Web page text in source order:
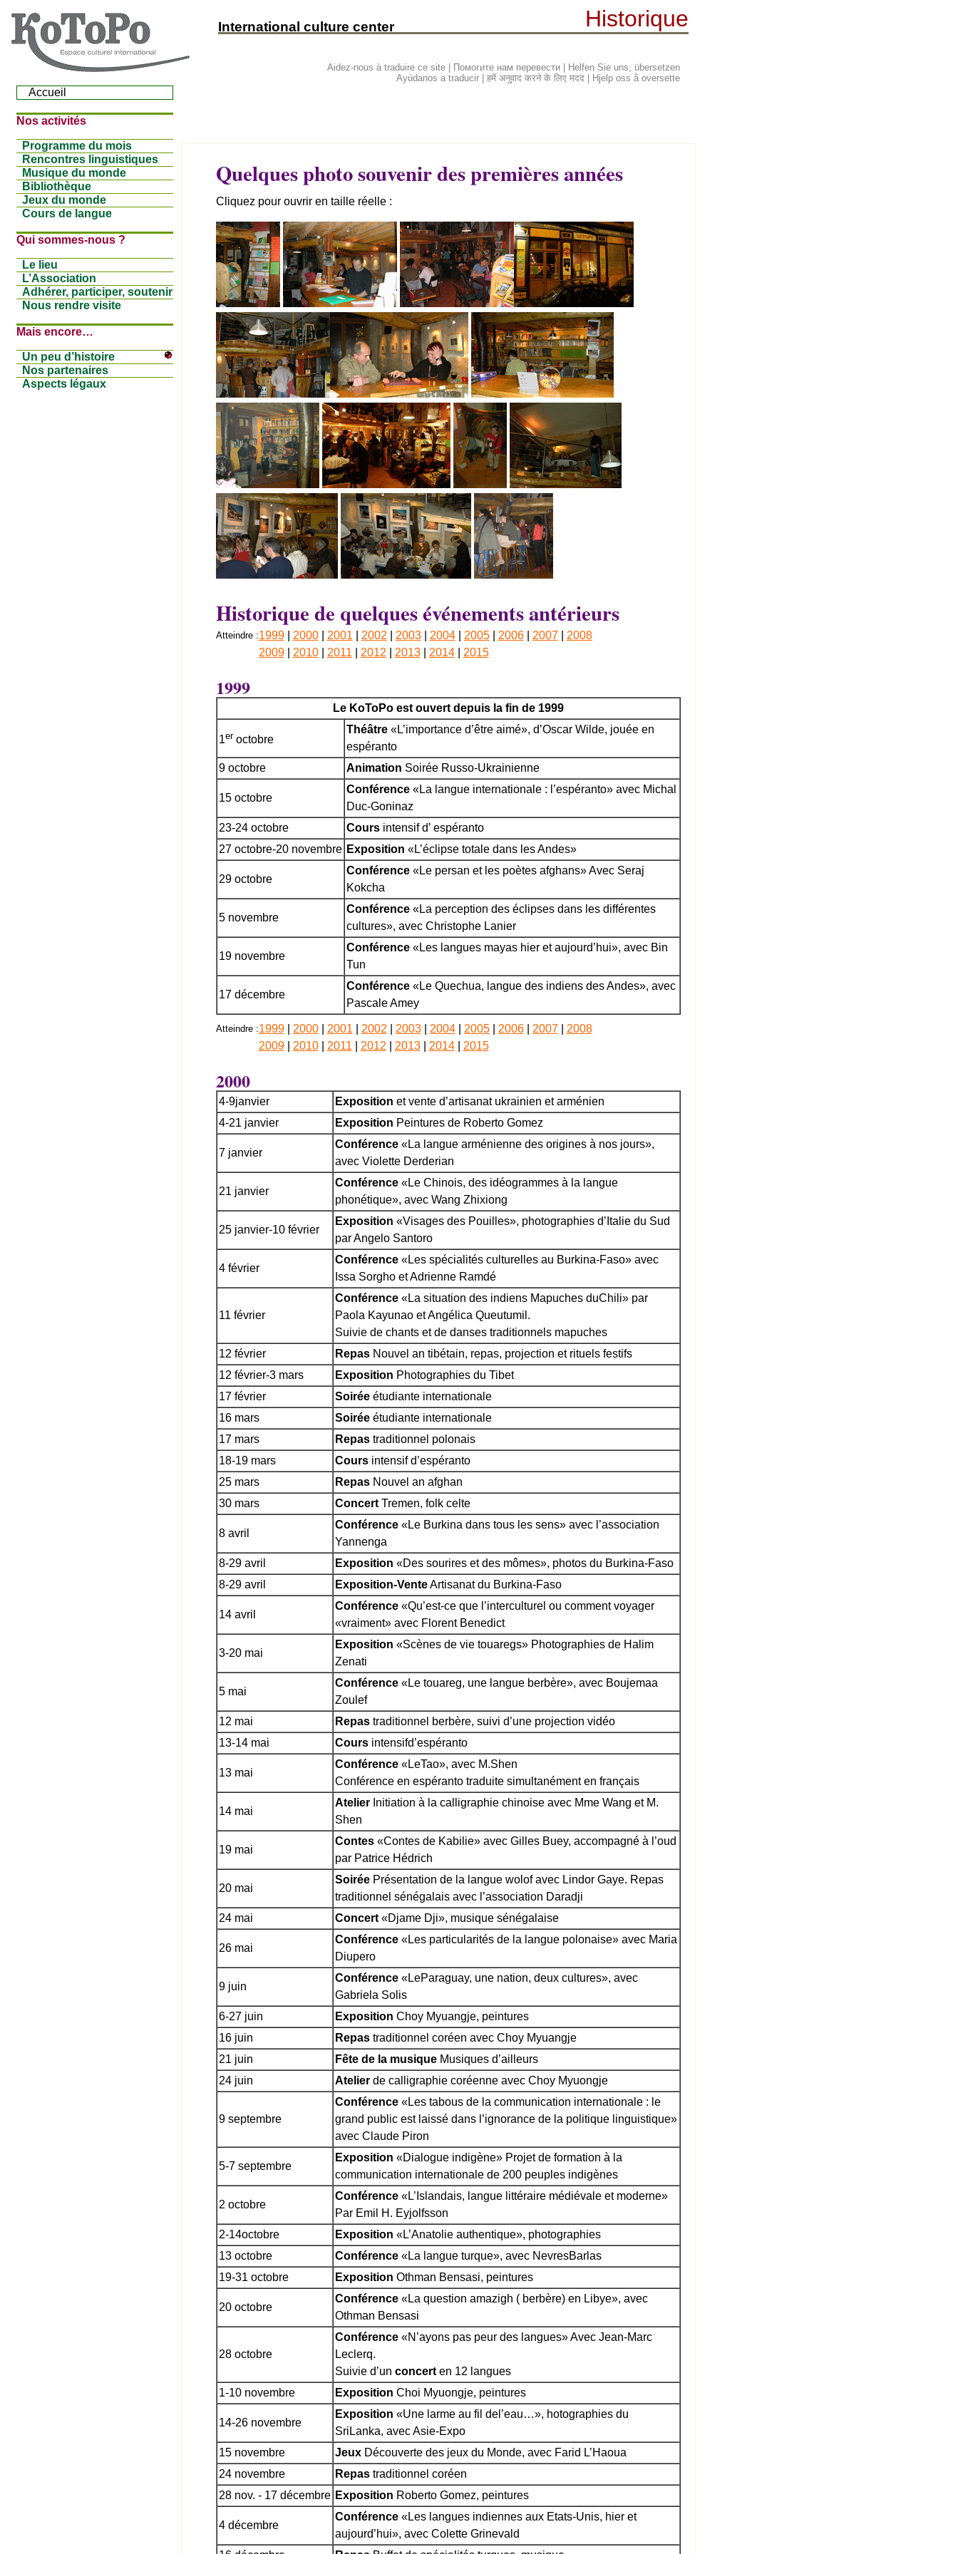
International culture center Historique
Aidez-nous à traduire ce site | Помогите нам перевести | Helfen Sie uns, übersetzen
Ayúdanos a traducir | हमें अनुवाद करने के लिए मदद | Hjelp oss å oversette
Accueil
Nos activités
Programme du mois
Rencontres linguistiques
Musique du monde
Bibliothèque
Jeux du monde
Cours de langue
Qui sommes-nous ?
Le lieu
L’Association
Adhérer, participer, soutenir
Nous rendre visite
Mais encore…
Un peu d’histoire
Nos partenaires
Aspects légaux
Quelques photo souvenir des premières années
Cliquez pour ouvrir en taille réelle :
Historique de quelques événements antérieurs
Atteindre :1999| 2000| 2001 2002 2003| 2004| 2005| 2006| 2007| 2008
2009| 2010| 2011 2012 2013| 2014| 2015
1999
Le KoToPo est ouvert depuis la fin de 1999
1er octobre
Théâtre«L’importance d’être aimé», d’Oscar Wilde, jouée en
espéranto
9 octobre
Animation Soirée Russo-Ukrainienne
15 octobre
Conférence«La langue internationale : l’espéranto» avec Michal
Duc-Goninaz
23-24 octobre
Coursintensif d’ espéranto
27 octobre-20 novembre Exposition «L’éclipse totale dans les Andes»
29 octobre
Conférence«Le persan et les poètes afghans» Avec Seraj
Kokcha
5 novembre
Conférence«La perception des éclipses dans les différentes
cultures», avec Christophe Lanier
19 novembre
Conférence«Les langues mayas hier et aujourd’hui», avec Bin
Tun
17 décembre
Conférence«Le Quechua, langue des indiens des Andes», avec
Pascale Amey
Atteindre :1999| 2000| 2001 2002 2003| 2004| 2005| 2006| 2007| 2008
2009| 2010| 2011 2012 2013| 2014| 2015
2000
4-9janvier Exposition et vente d’artisanat ukrainien et arménien
4-21 janvier
Exposition Peintures de Roberto Gomez
7 janvier
Conférence«La langue arménienne des origines à nos jours»,
avec Violette Derderian
21 janvier
Conférence«Le Chinois, des idéogrammes à la langue
phonétique», avec Wang Zhixiong
25 janvier-10 février
Exposition «Visages des Pouilles», photographies d’Italie du Sud
par Angelo Santoro
4 février
Conférence«Les spécialités culturelles au Burkina-Faso» avec
Issa Sorgho et Adrienne Ramdé
11 février
Conférence«La situation des indiens Mapuches duChili» par
Paola Kayunao et Angélica Queutumil.
Suivie de chants et de danses traditionnels mapuches
12 février
RepasNouvel an tibétain, repas, projection et rituels festifs
12 février-3 mars
Exposition Photographies du Tibet
17 février
Soiréeétudiante internationale
16 mars
Soiréeétudiante internationale
17 mars
Repastraditionnel polonais
18-19 mars
Coursintensif d’espéranto
25 mars
RepasNouvel an afghan
30 mars
ConcertTremen, folk celte
8 avril
Conférence«Le Burkina dans tous les sens» avec l’association
Yannenga
8-29 avril
Exposition «Des sourires et des mômes», photos du Burkina-Faso
8-29 avril
Exposition-VenteArtisanat du Burkina-Faso
14 avril
Conférence«Qu’est-ce que l’interculturel ou comment voyager
«vraiment» avec Florent Benedict
3-20 mai
Exposition «Scènes de vie touaregs» Photographies de Halim
Zenati
5 mai
Conférence«Le touareg, une langue berbère», avec Boujemaa
Zoulef
12 mai
Repastraditionnel berbère, suivi d’une projection vidéo
13-14 mai
Coursintensifd’espéranto
13 mai
Conférence«LeTao», avec M.Shen
Conférence en espéranto traduite simultanément en français
14 mai
Atelier Initiation à la calligraphie chinoise avec Mme Wang et M.
Shen
19 mai
Contes«Contes de Kabilie» avec Gilles Buey, accompagné à l’oud
par Patrice Hédrich
20 mai
Soirée Présentation de la langue wolof avec Lindor Gaye. Repas
traditionnel sénégalais avec l’association Daradji
24 mai
Concert«Djame Dji», musique sénégalaise
26 mai
Conférence«Les particularités de la langue polonaise» avec Maria
Diupero
9 juin
Conférence «LeParaguay, une nation, deux cultures», avec
Gabriela Solis
6-27 juin
Exposition Choy Myuangje, peintures
16 juin
Repastraditionnel coréen avec Choy Myuangje
21 juin
Fête de la musiqueMusiques d’ailleurs
24 juin
Atelierde calligraphie coréenne avec Choy Myuongje
9 septembre
Conférence«Les tabous de la communication internationale : le
grand public est laissé dans l’ignorance de la politique linguistique»
avec Claude Piron
5-7 septembre
Exposition «Dialogue indigène» Projet de formation à la
communication internationale de 200 peuples indigènes
2 octobre
Conférence «L’Islandais, langue littéraire médiévale et moderne»
Par Emil H. Eyjolfsson
2-14octobre
Exposition «L’Anatolie authentique», photographies
13 octobre
Conférence«La langue turque», avec NevresBarlas
19-31 octobre
Exposition Othman Bensasi, peintures
20 octobre
Conférence«La question amazigh ( berbère) en Libye», avec
Othman Bensasi
28 octobre
Conférence«N’ayons pas peur des langues» Avec Jean-Marc
Leclerq.
Suivie d’un concerten 12 langues
1-10 novembre
Exposition Choi Myuongje, peintures
14-26 novembre
Exposition «Une larme au fil del’eau…», hotographies du
SriLanka, avec Asie-Expo
15 novembre
JeuxDécouverte des jeux du Monde, avec Farid L’Haoua
24 novembre
Repastraditionnel coréen
28 nov. - 17 décembre Exposition Roberto Gomez, peintures
4 décembre
Conférence«Les langues indiennes aux Etats-Unis, hier et
aujourd’hui», avec Colette Grinevald